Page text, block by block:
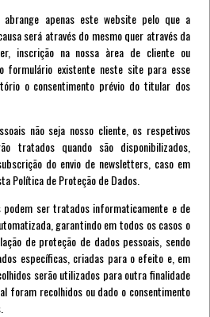
apenas este website pelo que a
será através do mesmo quer através da
inscrição na nossa àrea de cliente ou
formulário existente neste site para esse
o consentimento prévio do titular dos
não seja nosso cliente, os respetivos
tratados quando são disponibilizados,
do envio de newsletters, caso em
Política de Proteção de Dados.
podem ser tratados informaticamente e de
garantindo em todos os casos o
de proteção de dados pessoais, sendo
específicas, criadas para o efeito e, em
serão utilizados para outra finalidade
foram recolhidos ou dado o consentimento